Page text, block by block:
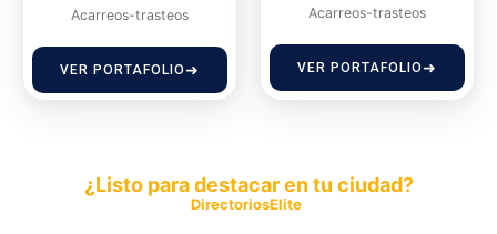
Acarreos-trasteos
VER PORTAFOLIO
Acarreos-trasteos
VER PORTAFOLIO
¿Listo para destacar en tu ciudad?
DirectoriosElite